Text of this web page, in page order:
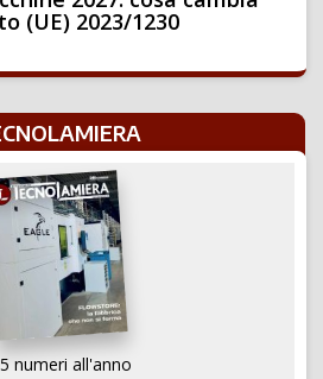
(UE) 2023/1230
5 numeri all'anno